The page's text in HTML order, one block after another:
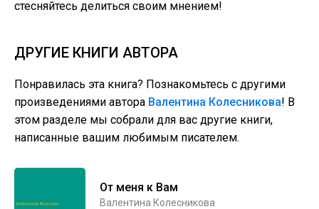
стесняйтесь делиться своим мнением!
ДРУГИЕ КНИГИ АВТОРА
Понравилась эта книга? Познакомьтесь с другими
произведениями автора Валентина Колесникова! В
этом разделе мы собрали для вас другие книги,
написанные вашим любимым писателем.
От меня к Вам
Валентина Колесникова